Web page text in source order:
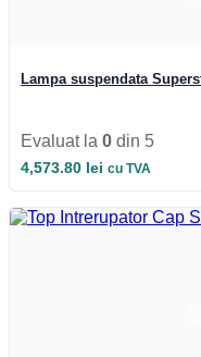
Lampa suspendata
Evaluat la 0 din 5
4,573.80 lei cu TVA